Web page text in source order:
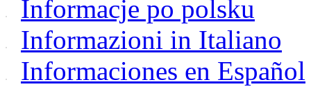
Informacje po polsku
Informazioni in Italiano
Informaciones en Español